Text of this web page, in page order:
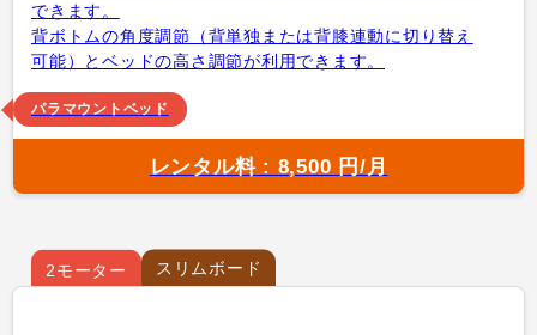
できます。
背ボトムの角度調節（背単独または背膝連動に切り替え
可能）とベッドの高さ調節が利用できます。
パラマウントベッド
レンタル料 : 8,500 円/月
2モーター スリムボード